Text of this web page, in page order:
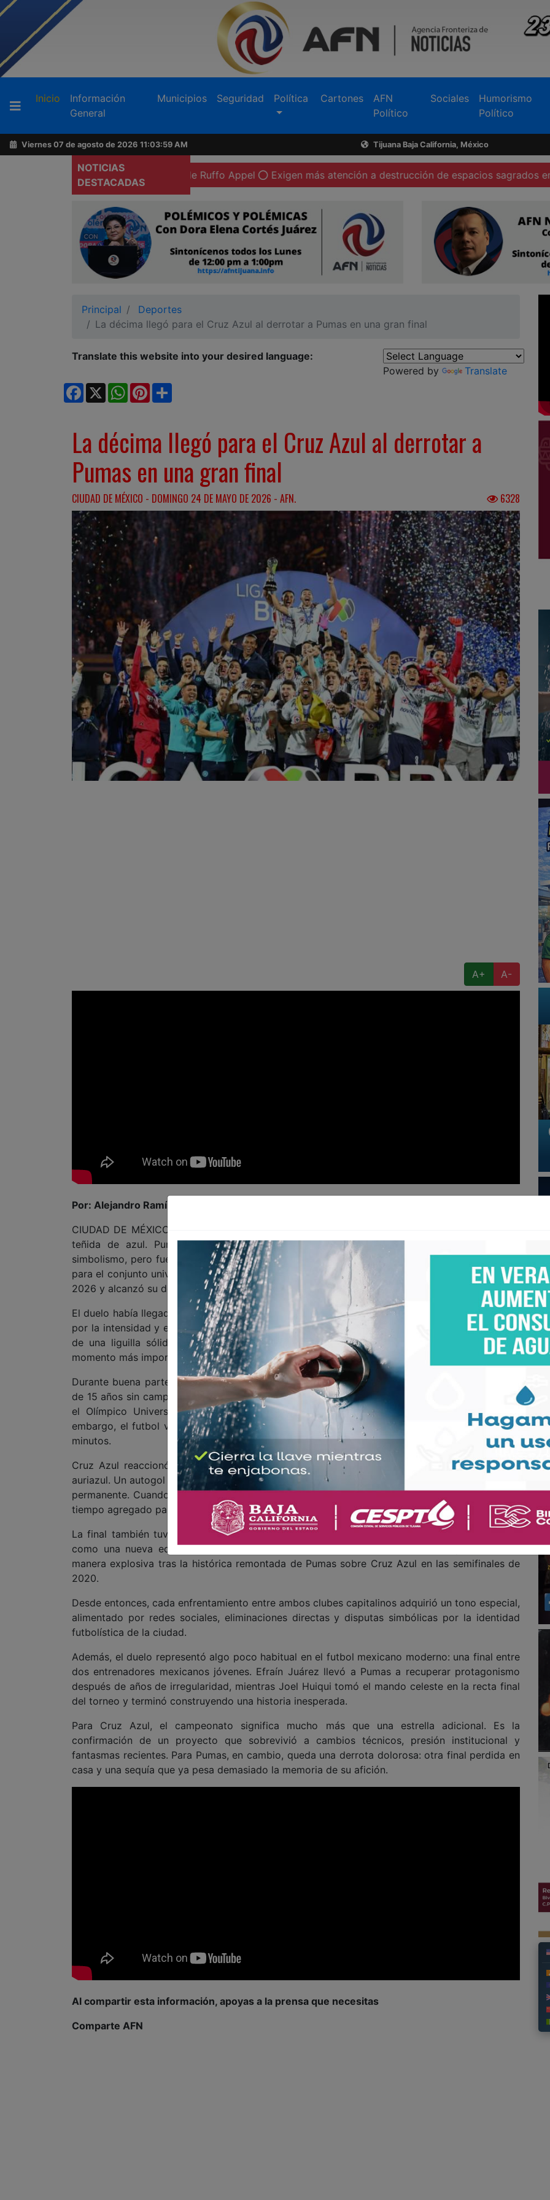
Inicio (current)
Información
General
Municipios Seguridad Política Cartones
AFN
Político
Sociales
Humorismo
Político
Viernes 07 de agosto de 2026 11:04:01 AM Tijuana Baja California, México
NOTICIAS
DESTACADAS
preventiva domiciliaria de Ruffo Appel Exigen más atención a destrucción de espacios sagrados en Tecate
Principal
Deportes
La décima llegó para el Cruz Azul al derrotar a Pumas en una gran final
Translate this website into your desired language:
Powered by
Translate
Facebook
X WhatsApp
Pinterest
La décima llegó para el Cruz Azul al derrotar a
Pumas en una gran final
CIUDAD DE MÉXICO - DOMINGO 24 DE MAYO DE 2026 - AFN. 6328
A+ A-
Por: Alejandro Ramírez
CIUDAD DE MÉXICO 24 DE MAYO DE 2026 (AFN).- La noche en Ciudad Universitaria terminó
teñida de azul. Pumas y Cruz Azul disputaron una final cargada de tensión, historia y
simbolismo, pero fue La Máquina la que encontró el golpe definitivo en el momento más cruel
para el conjunto universitario. Con un triunfo de 2-1 Cruz Azul se coronó campeón del Clausura
2026 y alcanzó su décimo título de Liga MX.
El duelo había llegado completamente abierto tras el empate sin goles en la ida. Pumas apostó
por la intensidad y el respaldo de su afición en CU, mientras Cruz Azul arribó con la confianza
de una liguilla sólida y el impulso emocional de un equipo que encontró estabilidad en el
momento más importante del torneo.
Durante buena parte del encuentro, los universitarios parecían más cerca de romper la sequía
de 15 años sin campeonato. El paraguayo Robert Morales adelantó a los auriazules y encendió
el Olímpico Universitario, donde miles de aficionados soñaban con la octava estrella. Sin
embargo, el futbol volvió a demostrar su capacidad para cambiar una historia en cuestión de
minutos.
Cruz Azul reaccionó en el segundo tiempo gracias a la presión constante sobre la defensa
auriazul. Un autogol de Rubén Duarte devolvió a los celestes al partido y el cierre fue un asedio
permanente. Cuando el encuentro parecía encaminarse al alargue, Rodolfo Rotondi apareció en
tiempo agregado para marcar el 2-1 definitivo y silenciar Ciudad Universitaria.
La final también tuvo un fuerte componente emocional y mediático. La serie fue presentada
como una nueva edición del llamado “Clásico de la Obsesión”, una rivalidad que creció de
manera explosiva tras la histórica remontada de Pumas sobre Cruz Azul en las semifinales de
2020.
Desde entonces, cada enfrentamiento entre ambos clubes capitalinos adquirió un tono especial,
alimentado por redes sociales, eliminaciones directas y disputas simbólicas por la identidad
futbolística de la ciudad.
Además, el duelo representó algo poco habitual en el futbol mexicano moderno: una final entre
dos entrenadores mexicanos jóvenes. Efraín Juárez llevó a Pumas a recuperar protagonismo
después de años de irregularidad, mientras Joel Huiqui tomó el mando celeste en la recta final
del torneo y terminó construyendo una historia inesperada.
Para Cruz Azul, el campeonato significa mucho más que una estrella adicional. Es la
confirmación de un proyecto que sobrevivió a cambios técnicos, presión institucional y
fantasmas recientes. Para Pumas, en cambio, queda una derrota dolorosa: otra final perdida en
casa y una sequía que ya pesa demasiado la memoria de su afición.
Al compartir esta información, apoyas a la prensa que necesitas
Comparte AFN
Buscador
Acerca
de